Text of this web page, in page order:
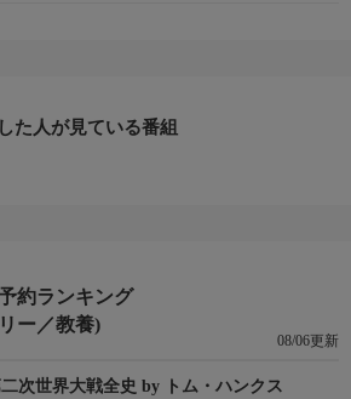
た人が見ている番組
約ランキング
ー／教養)
08/06更新
次世界大戦全史 by トム・ハンクス